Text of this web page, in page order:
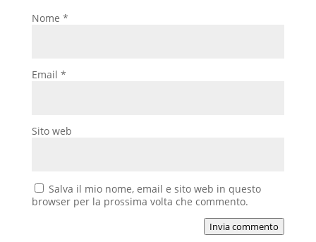
Nome *
Email *
Sito web
Salva il mio nome, email e sito web in questo
browser per la prossima volta che commento.
Invia commento